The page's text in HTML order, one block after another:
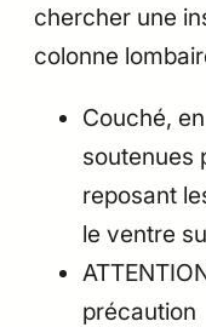
chercher une
colonne
Couché,
soutenues
reposant
le ventre
précaution